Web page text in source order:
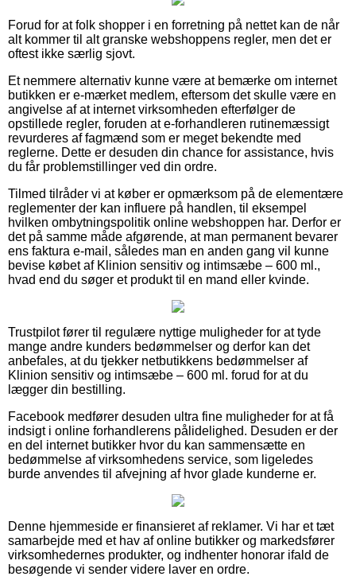
Forud for at folk shopper i en forretning på nettet kan de når
alt kommer til alt granske webshoppens regler, men det er
oftest ikke særlig sjovt.
Et nemmere alternativ kunne være at bemærke om internet
butikken er e-mærket medlem, eftersom det skulle være en
angivelse af at internet virksomheden efterfølger de
opstillede regler, foruden at e-forhandleren rutinemæssigt
revurderes af fagmænd som er meget bekendte med
reglerne. Dette er desuden din chance for assistance, hvis
du får problemstillinger ved din ordre.
Tilmed tilråder vi at køber er opmærksom på de elementære
reglementer der kan influere på handlen, til eksempel
hvilken ombytningspolitik online webshoppen har. Derfor er
det på samme måde afgørende, at man permanent bevarer
ens faktura e-mail, således man en anden gang vil kunne
bevise købet af Klinion sensitiv og intimsæbe – 600 ml.,
hvad end du søger et produkt til en mand eller kvinde.
Trustpilot fører til regulære nyttige muligheder for at tyde
mange andre kunders bedømmelser og derfor kan det
anbefales, at du tjekker netbutikkens bedømmelser af
Klinion sensitiv og intimsæbe – 600 ml. forud for at du
lægger din bestilling.
Facebook medfører desuden ultra fine muligheder for at få
indsigt i online forhandlerens pålidelighed. Desuden er der
en del internet butikker hvor du kan sammensætte en
bedømmelse af virksomhedens service, som ligeledes
burde anvendes til afvejning af hvor glade kunderne er.
Denne hjemmeside er finansieret af reklamer. Vi har et tæt
samarbejde med et hav af online butikker og markedsfører
virksomhedernes produkter, og indhenter honorar ifald de
besøgende vi sender videre laver en ordre.